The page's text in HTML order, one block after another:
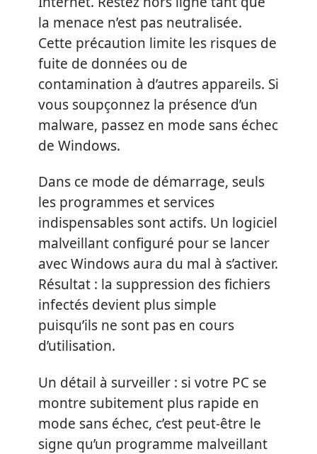
la menace n’est pas neutralisée.
Cette précaution limite les risques de
fuite de données ou de
contamination à d’autres appareils. Si
vous soupçonnez la présence d’un
malware, passez en mode sans échec
de Windows.
Dans ce mode de démarrage, seuls
les programmes et services
indispensables sont actifs. Un logiciel
malveillant configuré pour se lancer
avec Windows aura du mal à s’activer.
Résultat : la suppression des fichiers
infectés devient plus simple
puisqu’ils ne sont pas en cours
d’utilisation.
Un détail à surveiller : si votre PC se
montre subitement plus rapide en
mode sans échec, c’est peut-être le
signe qu’un programme malveillant